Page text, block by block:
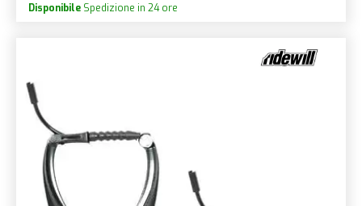
Disponibile Spedizione in 24 ore